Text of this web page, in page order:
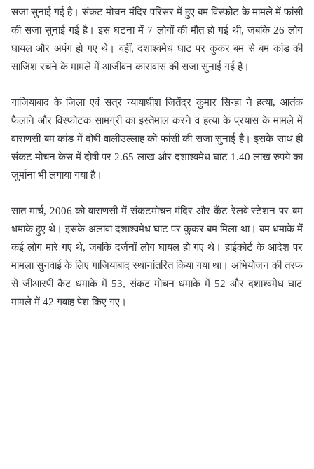
सजा सुनाई गई है। संकट मोचन मंदिर परिसर में हुए बम विस्फोट के मामले में फांसी
की सजा सुनाई गई है। इस घटना में 7 लोगों की मौत हो गई थी, जबकि 26 लोग
घायल और अपंग हो गए थे। वहीं, दशाश्वमेध घाट पर कुकर बम से बम कांड की
साजिश रचने के मामले में आजीवन कारावास की सजा सुनाई गई है।
गाजियाबाद के जिला एवं सत्र न्यायाधीश जितेंद्र कुमार सिन्हा ने हत्या, आतंक
फैलाने और विस्फोटक सामग्री का इस्तेमाल करने व हत्या के प्रयास के मामले में
वाराणसी बम कांड में दोषी वालीउल्लाह को फांसी की सजा सुनाई है। इसके साथ ही
संकट मोचन केस में दोषी पर 2.65 लाख और दशाश्वमेध घाट 1.40 लाख रुपये का
जुर्माना भी लगाया गया है।
सात मार्च, 2006 को वाराणसी में संकटमोचन मंदिर और कैंट रेलवे स्टेशन पर बम
धमाके हुए थे। इसके अलावा दशाश्वमेध घाट पर कुकर बम मिला था। बम धमाके में
कई लोग मारे गए थे, जबकि दर्जनों लोग घायल हो गए थे। हाईकोर्ट के आदेश पर
मामला सुनवाई के लिए गाजियाबाद स्थानांतरित किया गया था। अभियोजन की तरफ
से जीआरपी कैंट धमाके में 53, संकट मोचन धमाके में 52 और दशाश्वमेध घाट
मामले में 42 गवाह पेश किए गए।